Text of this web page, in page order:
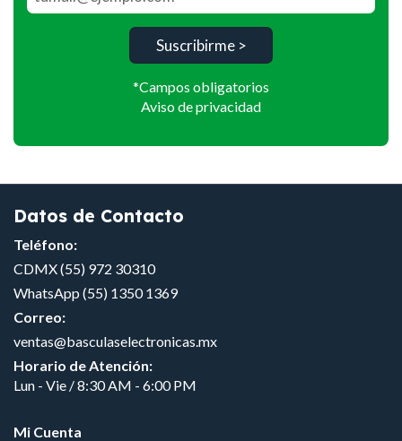
*Campos obligatorios
Aviso de privacidad
Datos de Contacto
Teléfono:
CDMX(55) 972 30310
WhatsApp (55) 1350 1369
Correo:
ventas@basculaselectronicas.mx
Horario de Atención:
Lun - Vie / 8:30 AM - 6:00 PM
Mi Cuenta